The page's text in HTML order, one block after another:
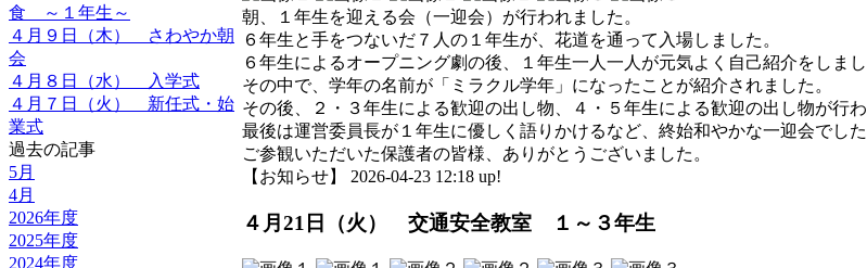
食 ～１年生～
４月９日（木） さわやか朝
会
４月８日（水） 入学式
４月７日（火） 新任式・始
業式
過去の記事
5月
4月
2026年度
2025年度
2024年度
朝、１年生を迎える会（一迎会）が行われました。
６年生と手をつないだ７人の１年生が、花道を通って入場しました。
６年生によるオープニング劇の後、１年生一人一人が元気よく自己紹介をしまし
その中で、学年の名前が「ミラクル学年」になったことが紹介されました。
その後、２・３年生による歓迎の出し物、４・５年生による歓迎の出し物が行わ
最後は運営委員長が１年生に優しく語りかけるなど、終始和やかな一迎会でした
ご参観いただいた保護者の皆様、ありがとうございました。
【お知らせ】 2026-04-23 12:18 up!
４月21日（火） 交通安全教室 １～３年生